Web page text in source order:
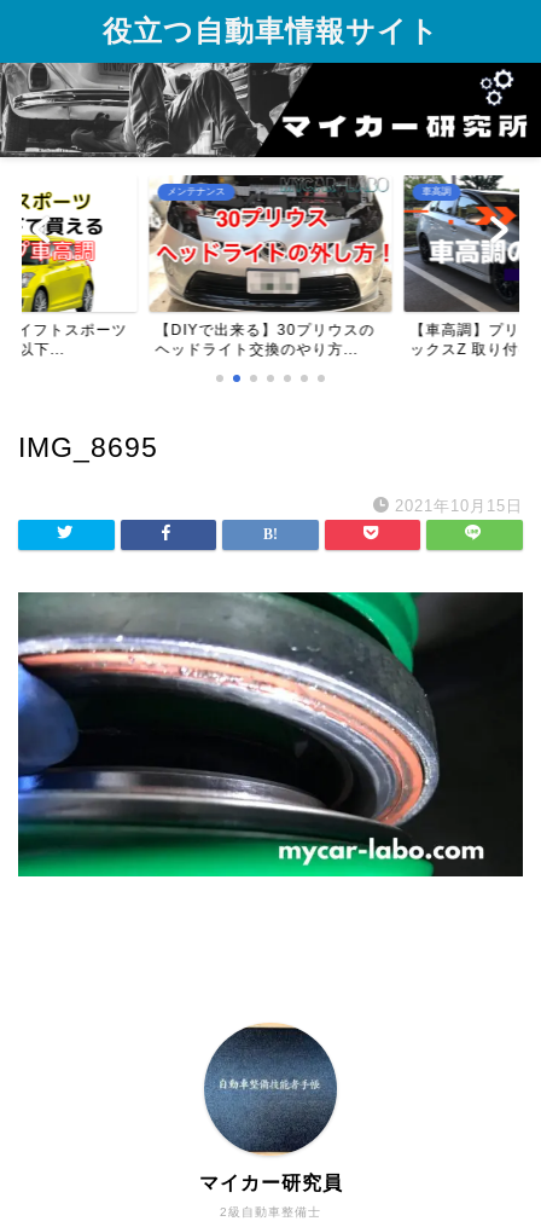
役立つ自動車情報サイト
イフトスポーツ
以下...
メンテナンス
【DIYで出来る】30プリウスの
ヘッドライト交換のやり方...
車高調
【車高調】プリ
ックスZ 取り付け
IMG_8695
2021年10月15日
2級自動車整備士
マイカー研究員